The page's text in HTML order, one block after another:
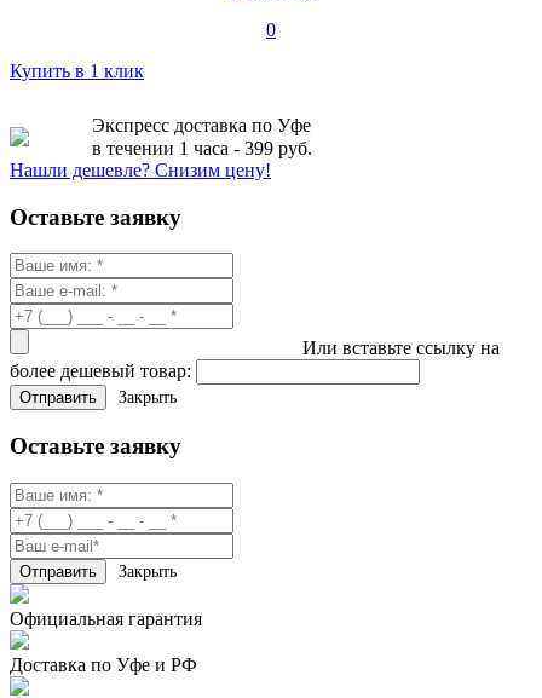
0
Купить в 1 клик
Экспресс доставка по Уфе
в течении 1 часа - 399 руб.
Нашли дешевле? Снизим цену!
Оставьте заявку
Или вставьте ссылку на
более дешевый товар:
Закрыть
Оставьте заявку
Закрыть
Официальная гарантия
Доставка по Уфе и РФ